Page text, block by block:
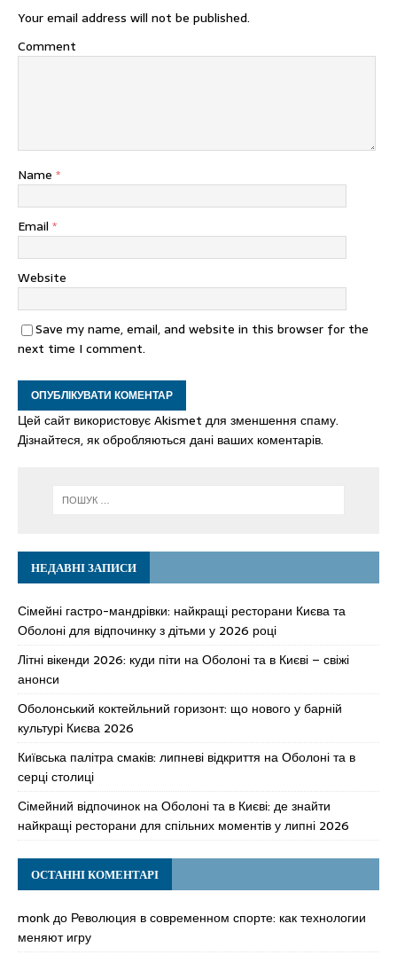
Your email address will not be published.
Comment
Name *
Email *
Website
Save my name, email, and website in this browser for the
next time I comment.
Цей сайт використовує Akismet для зменшення спаму.
Дізнайтеся, як обробляються дані ваших коментарів.
НЕДАВНІ ЗАПИСИ
Сімейні гастро-мандрівки: найкращі ресторани Києва та
Оболоні для відпочинку з дітьми у 2026 році
Літні вікенди 2026: куди піти на Оболоні та в Києві – свіжі
анонси
Оболонський коктейльний горизонт: що нового у барній
культурі Києва 2026
Київська палітра смаків: липневі відкриття на Оболоні та в
серці столиці
Сімейний відпочинок на Оболоні та в Києві: де знайти
найкращі ресторани для спільних моментів у липні 2026
ОСТАННІ КОМЕНТАРІ
monkдо Революция в современном спорте: как технологии
меняют игру